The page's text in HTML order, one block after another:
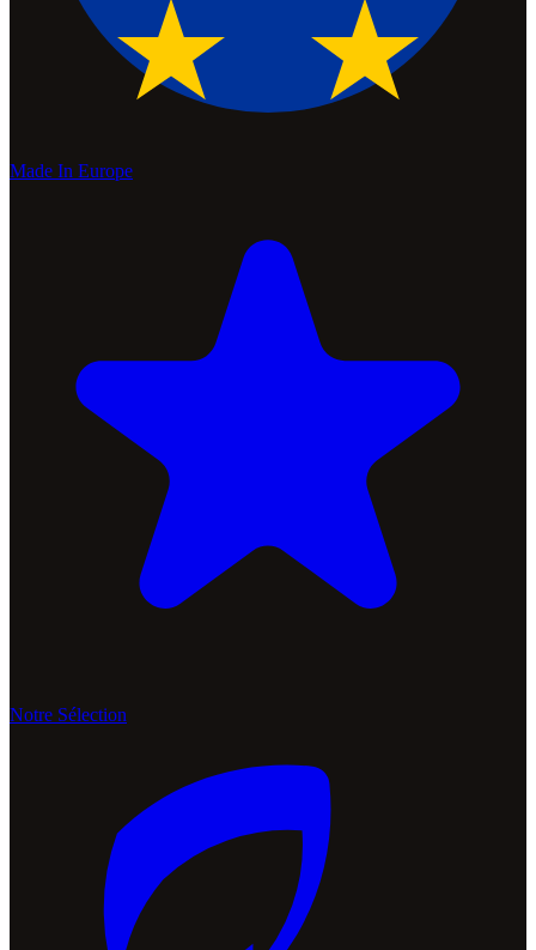
Made In Europe
Notre Sélection